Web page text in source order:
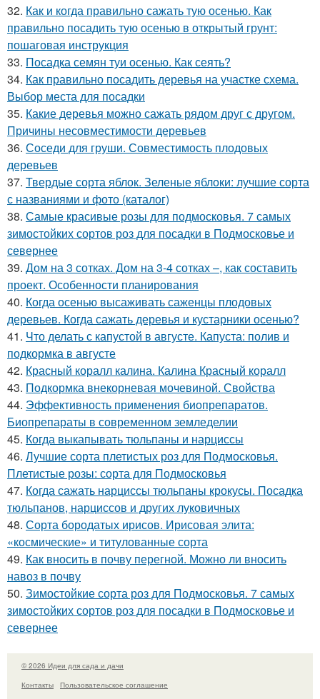
32. Как и когда правильно сажать тую осенью. Как
правильно посадить тую осенью в открытый грунт:
пошаговая инструкция
33. Посадка семян туи осенью. Как сеять?
34. Как правильно посадить деревья на участке схема.
Выбор места для посадки
35. Какие деревья можно сажать рядом друг с другом.
Причины несовместимости деревьев
36. Соседи для груши. Совместимость плодовых
деревьев
37. Твердые сорта яблок. Зеленые яблоки: лучшие сорта
с названиями и фото (каталог)
38. Самые красивые розы для подмосковья. 7 самых
зимостойких сортов роз для посадки в Подмосковье и
севернее
39. Дом на 3 сотках. Дом на 3-4 сотках –, как составить
проект. Особенности планирования
40. Когда осенью высаживать саженцы плодовых
деревьев. Когда сажать деревья и кустарники осенью?
41. Что делать с капустой в августе. Капуста: полив и
подкормка в августе
42. Красный коралл калина. Калина Красный коралл
43. Подкормка внекорневая мочевиной. Свойства
44. Эффективность применения биопрепаратов.
Биопрепараты в современном земледелии
45. Когда выкапывать тюльпаны и нарциссы
46. Лучшие сорта плетистых роз для Подмосковья.
Плетистые розы: сорта для Подмосковья
47. Когда сажать нарциссы тюльпаны крокусы. Посадка
тюльпанов, нарциссов и других луковичных
48. Сорта бородатых ирисов. Ирисовая элита:
«космические» и титулованные сорта
49. Как вносить в почву перегной. Можно ли вносить
навоз в почву
50. Зимостойкие сорта роз для Подмосковья. 7 самых
зимостойких сортов роз для посадки в Подмосковье и
севернее
© 2026 Идеи для сада и дачи
Контакты
Пользовательское соглашение